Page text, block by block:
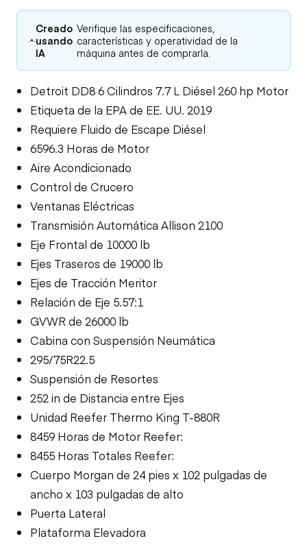
Creado
usando
IA
Verifique las especificaciones,
características y operatividad de la
máquina antes de comprarla.
Detroit DD8 6 Cilindros 7.7 L Diésel 260 hp Motor
Etiqueta de la EPA de EE. UU. 2019
Requiere Fluido de Escape Diésel
6596.3 Horas de Motor
Aire Acondicionado
Control de Crucero
Ventanas Eléctricas
Transmisión Automática Allison 2100
Eje Frontal de 10000 lb
Ejes Traseros de 19000 lb
Ejes de Tracción Meritor
Relación de Eje 5.57:1
GVWR de 26000 lb
Cabina con Suspensión Neumática
295/75R22.5
Suspensión de Resortes
252 in de Distancia entre Ejes
Unidad Reefer Thermo King T-880R
8459 Horas de Motor Reefer:
8455 Horas Totales Reefer:
Cuerpo Morgan de 24 pies x 102 pulgadas de
ancho x 103 pulgadas de alto
Puerta Lateral
Plataforma Elevadora